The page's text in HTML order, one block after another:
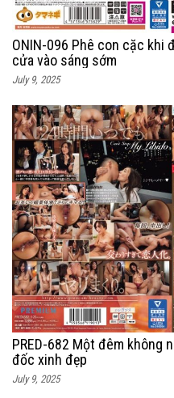
ONIN-096 Phê con cặc
cửa vào sáng sớm
July 9, 2025
PRED-682 Một đêm không
đốc xinh đẹp
July 9, 2025